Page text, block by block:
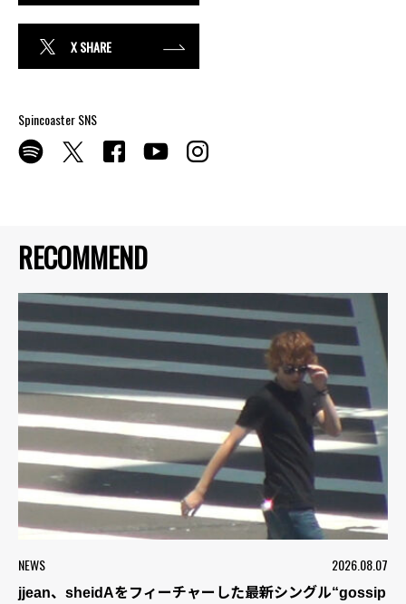
RECOMMEND
NEWS 2026.08.07
jjean、sheidAをフィーチャーした最新シングル“gossip
X SHARE
Spincoaster SNS